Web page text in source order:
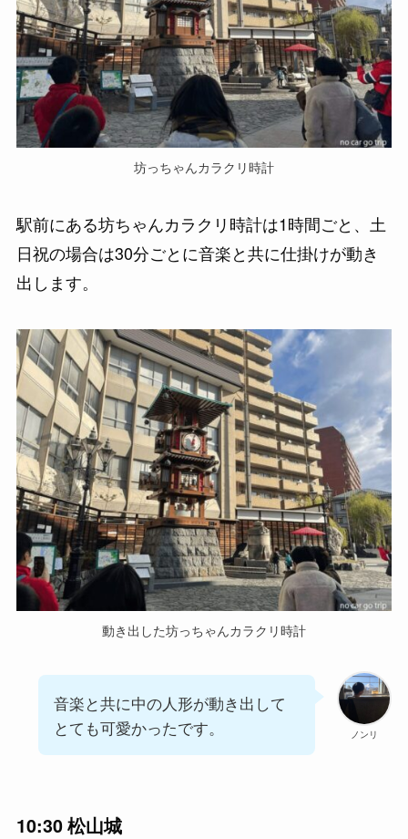
坊っちゃんカラクリ時計
駅前にある坊ちゃんカラクリ時計は1時間ごと、土
日祝の場合は30分ごとに音楽と共に仕掛けが動き
出します。
動き出した坊っちゃんカラクリ時計
ノンリ
音楽と共に中の人形が動き出して
とても可愛かったです。
10:30 松山城